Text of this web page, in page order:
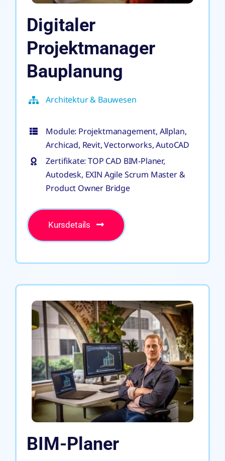
Digitaler
Projektmanager
Bauplanung
Architektur & Bauwesen
Module: Projektmanagement, Allplan,
Archicad, Revit, Vectorworks, AutoCAD
Zertifikate: TOP CAD BIM-Planer,
Autodesk, EXIN Agile Scrum Master &
Product Owner Bridge
Kursdetails
BIM-Planer